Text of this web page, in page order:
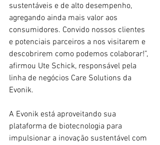
sustentáveis e de alto desempenho,
agregando ainda mais valor aos
consumidores. Convido nossos clientes
e potenciais parceiros a nos visitarem e
descobrirem como podemos colaborar!”,
afirmou Ute Schick, responsável pela
linha de negócios Care Solutions da
Evonik.
A Evonik está aproveitando sua
plataforma de biotecnologia para
impulsionar a inovação sustentável com